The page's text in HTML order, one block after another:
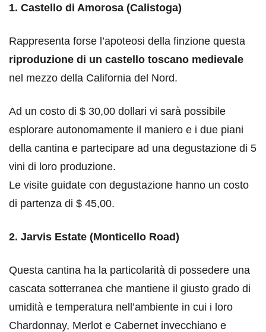
1. Castello di Amorosa (Calistoga)
Rappresenta forse l’apoteosi della finzione questa
riproduzione di un castello toscano medievale
nel mezzo della California del Nord.
Ad un costo di $ 30,00 dollari vi sarà possibile
esplorare autonomamente il maniero e i due piani
della cantina e partecipare ad una degustazione di 5
vini di loro produzione.
Le visite guidate con degustazione hanno un costo
di partenza di $ 45,00.
2. Jarvis Estate (Monticello Road)
Questa cantina ha la particolarità di possedere una
cascata sotterranea che mantiene il giusto grado di
umidità e temperatura nell’ambiente in cui i loro
Chardonnay, Merlot e Cabernet invecchiano e